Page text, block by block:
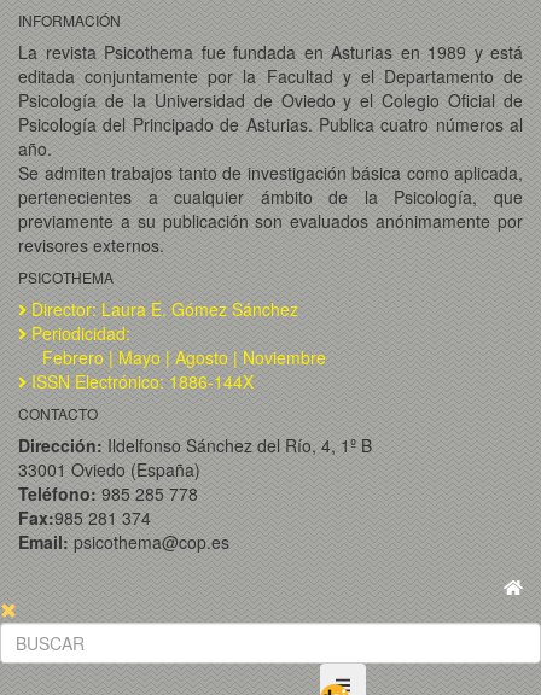
INFORMACIÓN
La revista Psicothema fue fundada en Asturias en 1989 y está
editada conjuntamente por la Facultad y el Departamento de
Psicología de la Universidad de Oviedo y el Colegio Oficial de
Psicología del Principado de Asturias. Publica cuatro números al
año.
Se admiten trabajos tanto de investigación básica como aplicada,
pertenecientes a cualquier ámbito de la Psicología, que
previamente a su publicación son evaluados anónimamente por
revisores externos.
PSICOTHEMA
Director: Laura E. Gómez Sánchez
Periodicidad:
Febrero | Mayo | Agosto | Noviembre
ISSN Electrónico: 1886-144X
CONTACTO
Dirección: Ildelfonso Sánchez del Río, 4, 1º B
33001 Oviedo (España)
Teléfono: 985 285 778
Fax:985 281 374
Email: psicothema@cop.es